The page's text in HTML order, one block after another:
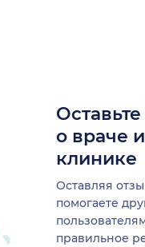
о враче
клинике
Оставляя
помогаете
правильное